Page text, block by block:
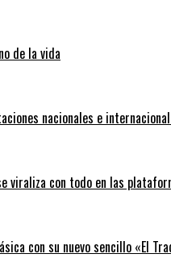
de la vida
nacionales e
viraliza con todo en las
con su nuevo sencillo «El